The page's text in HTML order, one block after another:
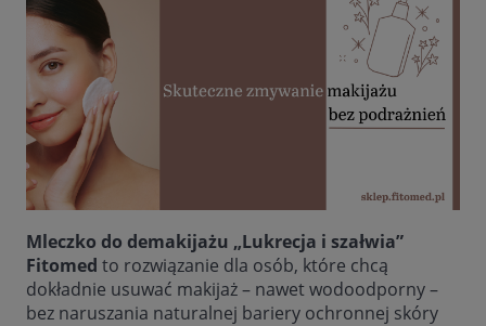
Mleczko do demakijażu „Lukrecja i szałwia”
Fitomed to rozwiązanie dla osób, które chcą
dokładnie usuwać makijaż – nawet wodoodporny –
bez naruszania naturalnej bariery ochronnej skóry